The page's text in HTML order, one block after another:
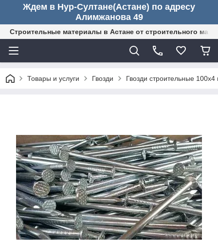
Ждем в Нур-Султане(Астане) по адресу
Алимжанова 49
Строительные материалы в Астане от строительного
Товары и услуги Гвозди Гвозди строительные